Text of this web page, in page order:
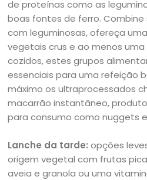
de proteínas como as
boas fontes de ferro.
com leguminosas, ofereça
vegetais crus e ao menos
cozidos, estes grupos
essenciais para uma refeição
máximo os ultraprocessados
macarrão instantâneo,
para consumo como nuggets
Lanche da tarde:opções
origem vegetal com frutas
aveia e granola ou uma